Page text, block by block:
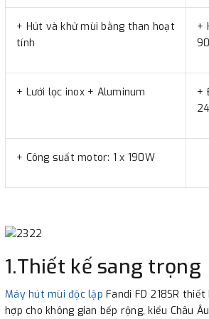
+ Hút và khử mùi bằng than hoạt
tính
+
+ Lưới lọc inox + Aluminum
+
+ Công suất motor: 1 x 190W
1.Thiết kế sang trọng
Máy hút mùi độc lập Fandi FD 218SR
hợp cho không gian bếp rộng, kiểu Châu